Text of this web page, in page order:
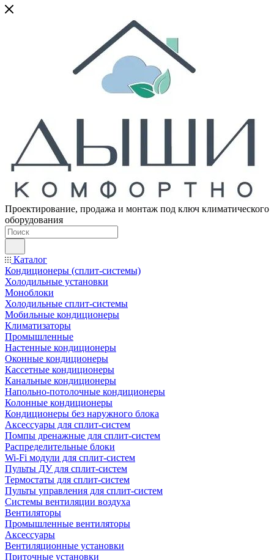
Проектирование, продажа и монтаж под ключ климатического
оборудования
Каталог
Кондиционеры (сплит-системы)
Холодильные установки
Моноблоки
Холодильные сплит-системы
Мобильные кондиционеры
Климатизаторы
Промышленные
Настенные кондиционеры
Оконные кондиционеры
Кассетные кондиционеры
Канальные кондиционеры
Напольно-потолочные кондиционеры
Колонные кондиционеры
Кондиционеры без наружного блока
Аксессуары для сплит-систем
Помпы дренажные для сплит-систем
Распределительные блоки
Wi-Fi модули для сплит-систем
Пульты ДУ для сплит-систем
Термостаты для сплит-систем
Пульты управления для сплит-систем
Системы вентиляции воздуха
Вентиляторы
Промышленные вентиляторы
Аксессуары
Вентиляционные установки
Приточные установки